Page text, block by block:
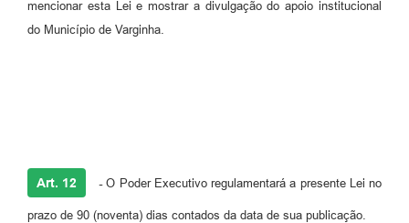
mencionar esta Lei e mostrar a divulgação do apoio institucional
do Município de Varginha.
Art. 12 -O Poder Executivo regulamentará a presente Lei no
prazo de 90 (noventa) dias contados da data de sua publicação.